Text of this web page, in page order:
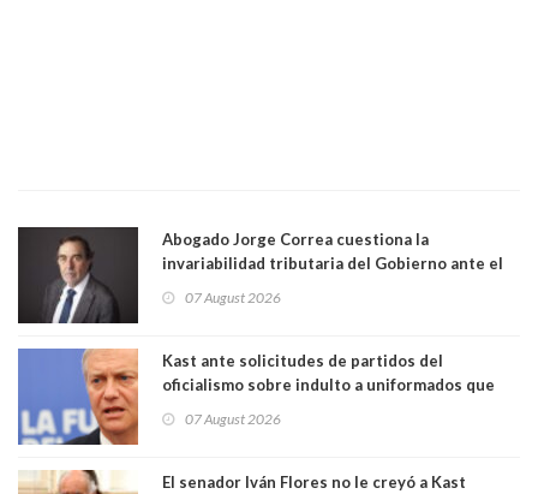
Abogado Jorge Correa cuestiona la
invariabilidad tributaria del Gobierno ante el
democracia” y "defendemos la alternancia en el
07 August 2026
Kast ante solicitudes de partidos del
oficialismo sobre indulto a uniformados que
07 August 2026
El senador Iván Flores no le creyó a Kast